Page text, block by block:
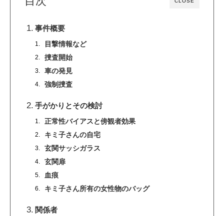
事件概要
目撃情報など
捜査開始
車の発見
強制捜査
手がかりとその検討
正常性バイアスと傍観者効果
キミ子さんの自宅
玄関サッシガラス
玄関扉
血痕
キミ子さん所有の女性物のバッグ
関係者